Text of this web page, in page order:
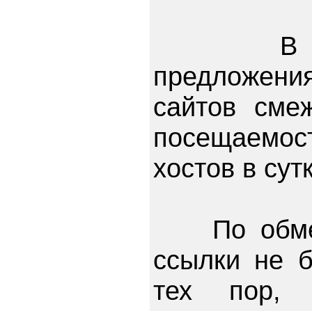
В
сайтов
хостов в
По
ссылки не
тех пор,